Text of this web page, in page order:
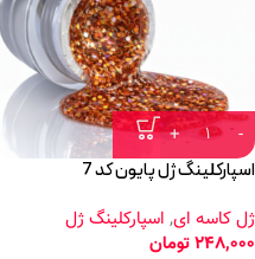
اسپارکلینگ ژل پایون کد 7
ژل کاسه ای, اسپارکلینگ ژل
248,000تومان